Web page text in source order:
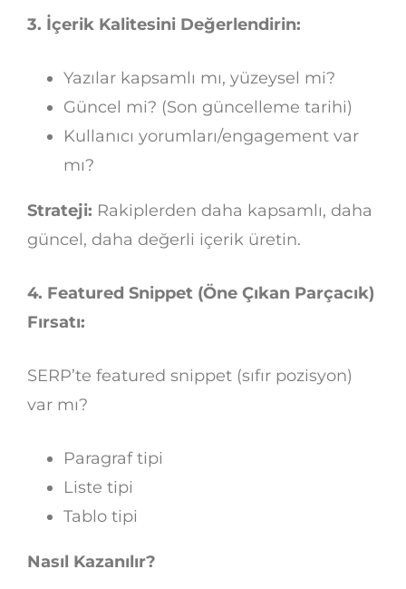
3. İçerik Kalitesini Değerlendirin:
Yazılar kapsamlı mı, yüzeysel mi?
Güncel mi? (Son güncelleme tarihi)
Kullanıcı yorumları/engagement var
mı?
Strateji: Rakiplerden daha kapsamlı, daha
güncel, daha değerli içerik üretin.
4. Featured Snippet (Öne Çıkan Parçacık)
Fırsatı:
SERP’te featured snippet (sıfır pozisyon)
var mı?
Paragraf tipi
Liste tipi
Tablo tipi
Nasıl Kazanılır?